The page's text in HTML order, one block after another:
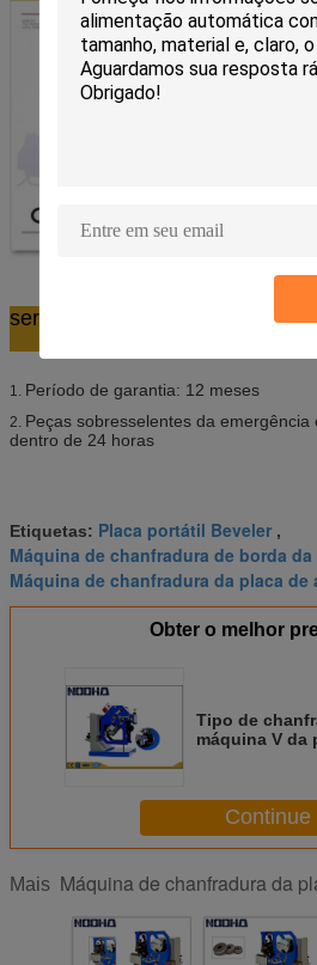
serviço
1. Período de garantia: 12 meses
2. Peças sobresselentes da
dentro de 24 horas
Etiquetas: Placa portátil Beveler ,
Máquina de chanfradura de borda da
Máquina de chanfradura da placa de
Obter o melhor
Tipo de
máquina V da
Continue
Mais Máquina de chanfradura da